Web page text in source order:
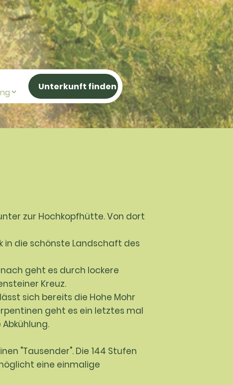
zur Hochkopfhütte. Von dort
in die schönste Landschaft des
geht es durch lockere
Kreuz.
sich bereits die Hohe Mohr
geht es ein letztes mal
"Tausender". Die 144 Stufen
eine einmalige